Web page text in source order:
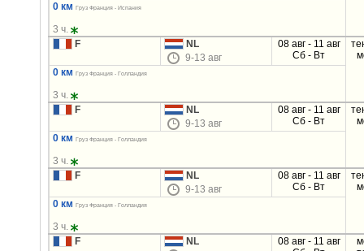
0 км
Груз Франция - Испания
3 ч.
F
NL
9-13 авг
08 авг - 11 авг
Сб - Вт
0 км
Груз Франция - Голландия
3 ч.
F
NL
9-13 авг
08 авг - 11 авг
Сб - Вт
0 км
Груз Франция - Голландия
3 ч.
F
NL
9-13 авг
08 авг - 11 авг
Сб - Вт
0 км
Груз Франция - Голландия
3 ч.
F
NL
08 авг - 11 авг